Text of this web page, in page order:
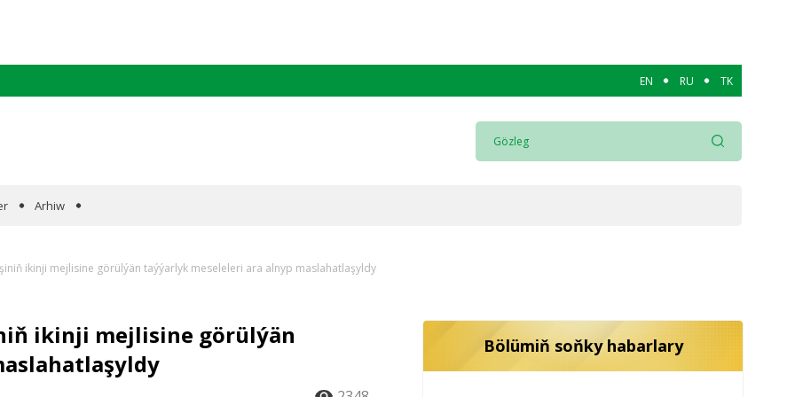
EN RU TK
Arhiw
ikinji mejlisine görülýän taýýarlyk meseleleri ara alnyp maslahatlaşyldy
ikinji mejlisine görülýän
Bölümiň soňky habarlary